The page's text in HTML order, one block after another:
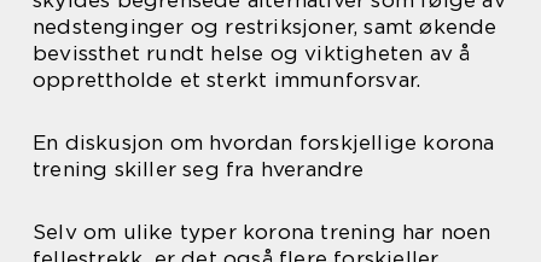
nedstenginger og restriksjoner, samt økende
bevissthet rundt helse og viktigheten av å
opprettholde et sterkt immunforsvar.
En diskusjon om hvordan forskjellige korona
trening skiller seg fra hverandre
Selv om ulike typer korona trening har noen